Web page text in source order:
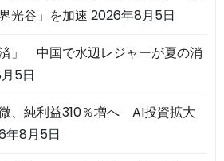
光谷」を加速 2026年8月5日
」 中国で水辺レジャーが夏の消
5日
、純利益310％増へ AI投資拡大
年8月5日